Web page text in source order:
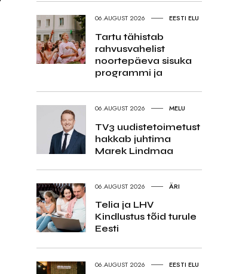
06.AUGUST 2026 EESTI ELU
Tartu tähistab
rahvusvahelist
noortepäeva sisuka
programmi ja
06.AUGUST 2026 MELU
TV3 uudistetoimetust
hakkab juhtima
Marek Lindmaa
06.AUGUST 2026 ÄRI
Telia ja LHV
Kindlustus tõid turule
Eesti
06.AUGUST 2026 EESTI ELU